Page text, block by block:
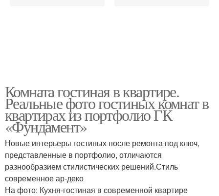
Комната гостиная в квартире.
Реальные фото гостиных комнат в
квартирах из портфолио ГК
«Фундамент»
Новые интерьеры гостиных после ремонта под ключ,
представленные в портфолио, отличаются
разнообразием стилистических решений.Стиль
современное ар-деко
На фото: Кухня-гостиная в современной квартире